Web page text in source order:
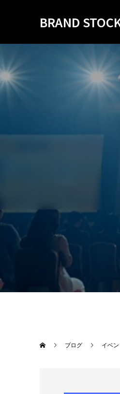
BRAND
ブログ イベ